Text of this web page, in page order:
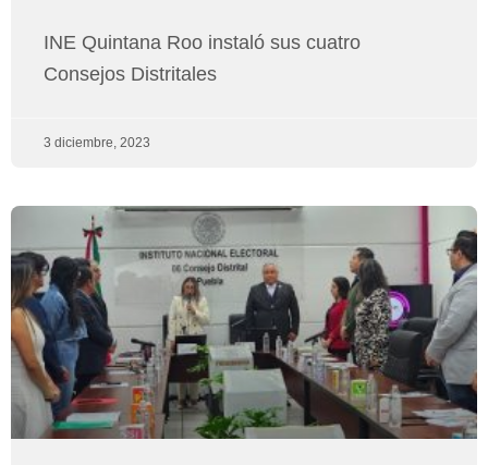
INE Quintana Roo instaló sus cuatro
Consejos Distritales
3 diciembre, 2023